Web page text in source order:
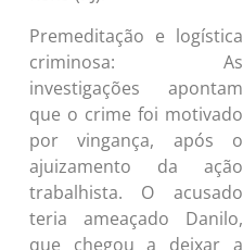
Premeditação e logística
criminosa: As
investigações apontam
que o crime foi motivado
por vingança, após o
ajuizamento da ação
trabalhista. O acusado
teria ameaçado Danilo,
que chegou a deixar a